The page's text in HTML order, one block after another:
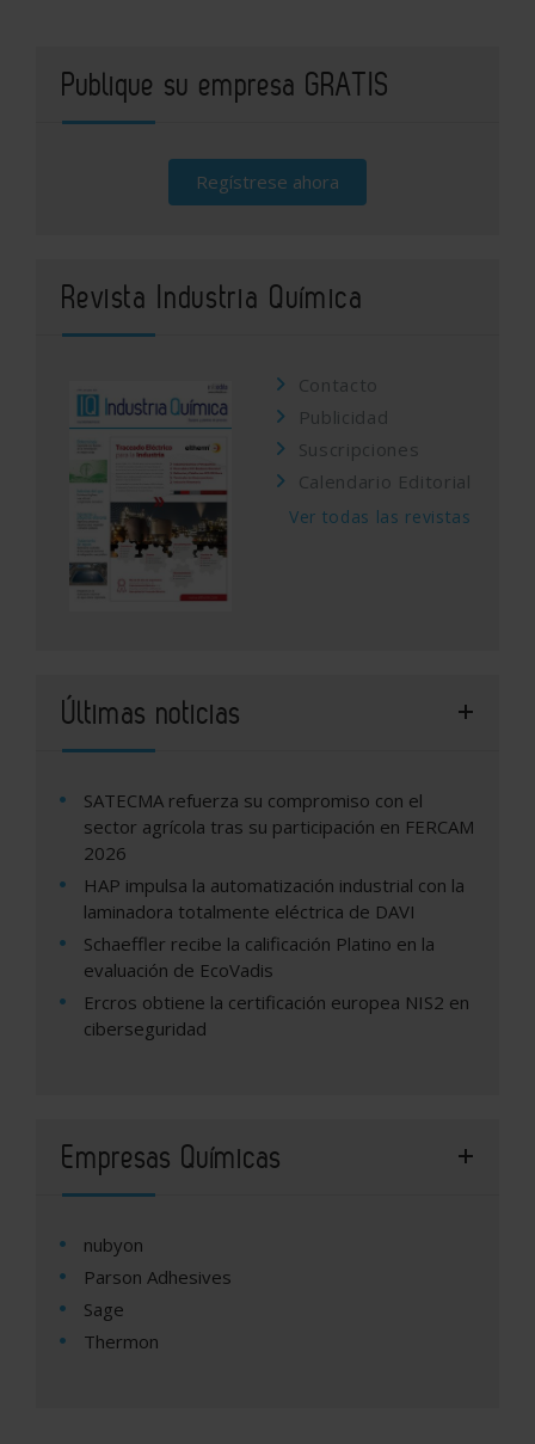
Publique su empresa GRATIS
Regístrese ahora
Revista Industria Química
Contacto
Publicidad
Suscripciones
Calendario Editorial
Ver todas las revistas
Últimas noticias
SATECMA refuerza su compromiso con el
sector agrícola tras su participación en FERCAM
2026
HAP impulsa la automatización industrial con la
laminadora totalmente eléctrica de DAVI
Schaeffler recibe la calificación Platino en la
evaluación de EcoVadis
Ercros obtiene la certificación europea NIS2 en
ciberseguridad
Empresas Químicas
nubyon
Parson Adhesives
Sage
Thermon